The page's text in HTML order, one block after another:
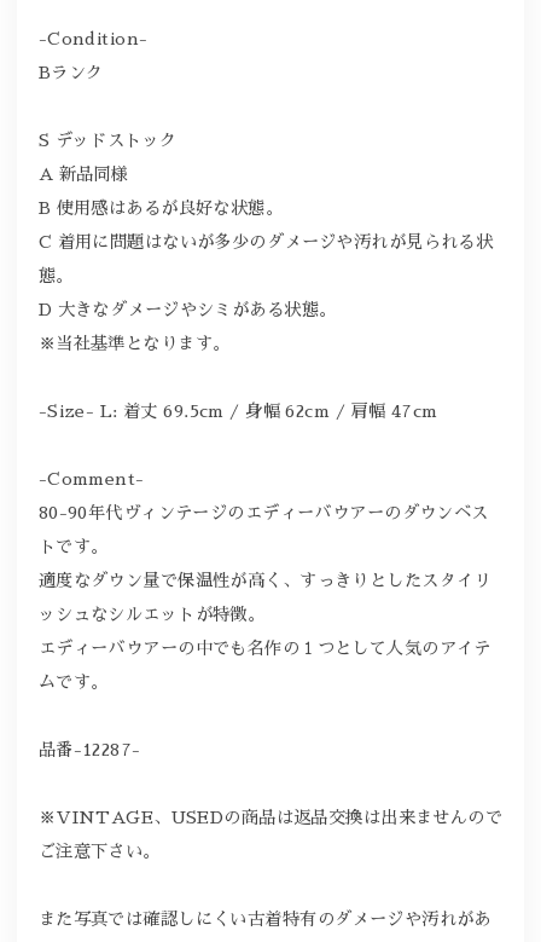
-Condition-
Bランク
S デッドストック
A 新品同様
B 使用感はあるが良好な状態。
C 着用に問題はないが多少のダメージや汚れが見られる状
態。
D 大きなダメージやシミがある状態。
※当社基準となります。
-Size- L: 着丈 69.5cm / 身幅 62cm / 肩幅 47cm
-Comment-
80-90年代ヴィンテージのエディーバウアーのダウンベス
トです。
適度なダウン量で保温性が高く、すっきりとしたスタイリ
ッシュなシルエットが特徴。
エディーバウアーの中でも名作の１つとして人気のアイテ
ムです。
品番-12287-
※VINTAGE、USEDの商品は返品交換は出来ませんので
ご注意下さい。
また写真では確認しにくい古着特有のダメージや汚れがあ